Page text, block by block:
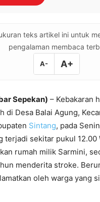
teks artikel ini untuk
pengalaman membaca
A- A+
Sepekan) – Kebakaran
di Desa Balai Agung,
Sintang, pada
terjadi sekitar pukul 12.00
rumah milik Sarmini,
menderita stroke.
oleh warga yang